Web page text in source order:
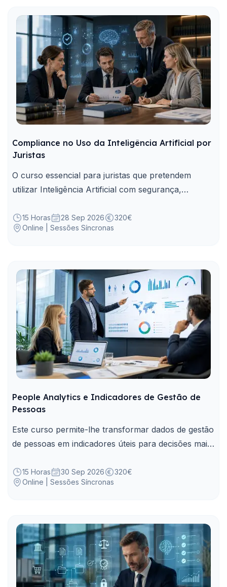
Compliance no Uso da Inteligência Artificial por
Juristas
O curso essencial para juristas que pretendem
utilizar Inteligência Artificial com segurança,
responsabilidade jurídica.
15 Horas 28 Sep 2026
320€
Online | Sessões Síncronas
People Analytics e Indicadores de Gestão de
Pessoas
Este curso permite-lhe transformar dados de gestão
de pessoas em indicadores úteis para decisões mais
15 Horas 30 Sep 2026
320€
Online | Sessões Síncronas